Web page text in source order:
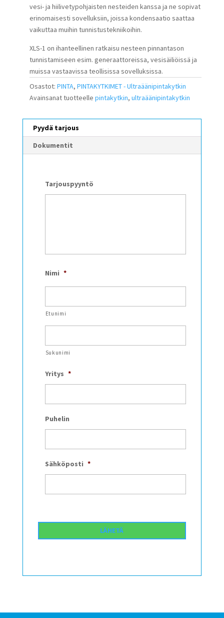
vesi- ja hiilivetypohjaisten nesteiden kanssa ja ne sopivat
erinomaisesti sovelluksiin, joissa kondensaatio saattaa
vaikuttaa muihin tunnistustekniikoihin.
XLS-1 on ihanteellinen ratkaisu nesteen pinnantason
tunnistamiseen esim. generaattoreissa, vesisäiliöissä ja
muissa vastaavissa teollisissa sovelluksissa.
Osastot: PINTA, PINTAKYTKIMET - Ultraäänipintakytkin
Avainsanat tuotteelle pintakytkin, ultraäänipintakytkin
Pyydä tarjous
Dokumentit
Tarjouspyyntö
Nimi *
Etunimi
Sukunimi
Yritys *
Puhelin
Sähköposti *